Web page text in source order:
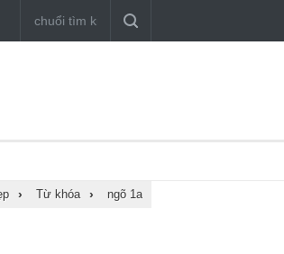
› Từ khóa › ngõ 1a